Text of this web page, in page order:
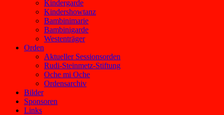
Kindergarde
Kindershowtanz
Bambinimarie
Bambinigarde
Westenträger
Orden
Aktueller Sessionsorden
Rudi-Steinmetz-Stiftung
Oche mi Oche
Ordensarchiv
Bilder
Sponsoren
Links